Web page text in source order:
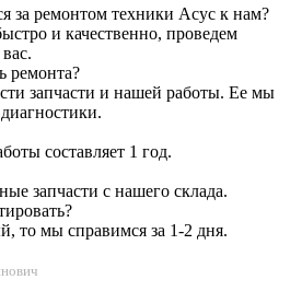
за ремонтом техники Асус к нам?
и качественно, проведем
ремонта?
запчасти и нашей работы. Ее мы
составляет 1 год.
запчасти с нашего склада.
то мы справимся за 1-2 дня.